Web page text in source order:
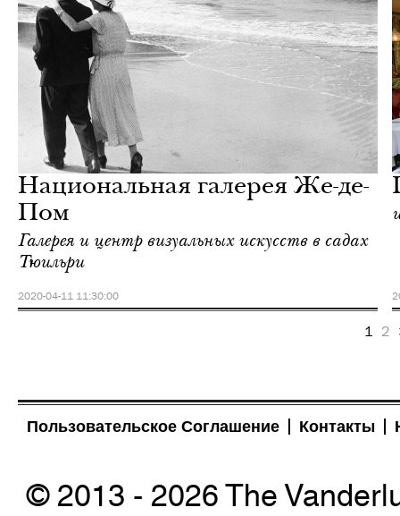
Национальная галерея Же-де-
Пом
Галерея и центр визуальных искусств в садах
Тюильри
2020-04-11 11:30:00
1 2
Пользовательское Соглашение Контакты
© 2013 - 2026 The